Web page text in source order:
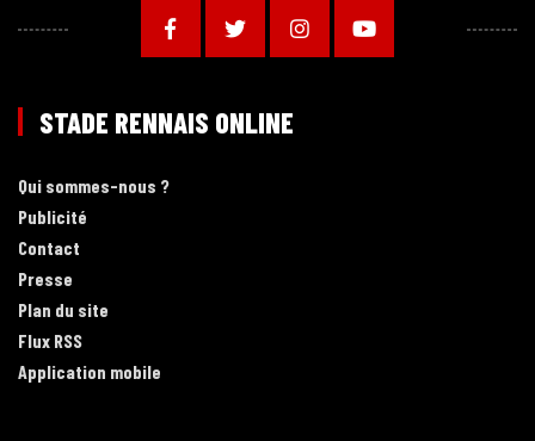
STADE RENNAIS ONLINE
Qui sommes-nous ?
Publicité
Contact
Presse
Plan du site
Flux RSS
Application mobile